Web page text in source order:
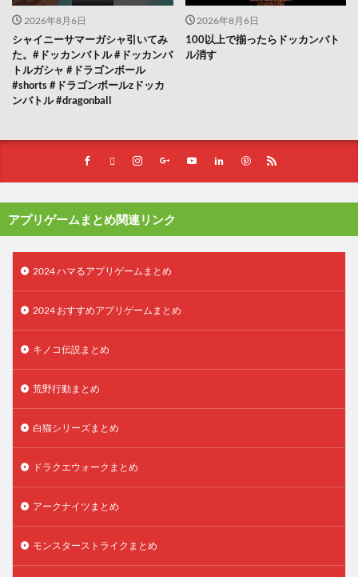
2026年8月6日
シャイニーサマーガシャ引いてみ
た。#ドッカンバトル #ドッカンバ
トルガシャ #ドラゴンボール
#shorts #ドラゴンボールzドッカ
ンバトル #dragonball
2026年8月6日
100以上で揃ったらドッカンバト
ル消す
アプリゲームまとめ関連リンク
2024 ハマるアプリゲームまとめ
2024 おすすめアプリゲームまとめ
キノコ伝説まとめ
荒野行動まとめ
白猫シリーズまとめ
ドラクエウォークまとめ
アークナイツまとめ
モンスターストライクまとめ